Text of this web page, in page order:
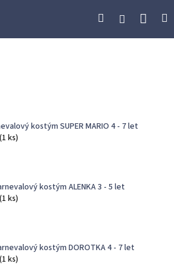
Hledat Přihlášení
kostým SUPER MARIO 4 - 7 let
(1 ks)
kostým ALENKA 3 - 5 let
(1 ks)
kostým DOROTKA 4 - 7 let
(1 ks)